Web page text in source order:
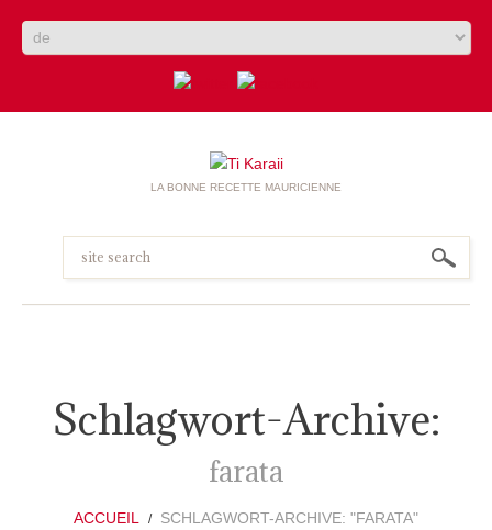
LA BONNE RECETTE MAURICIENNE
Schlagwort-Archive:
farata
ACCUEIL SCHLAGWORT-ARCHIVE: "FARATA"